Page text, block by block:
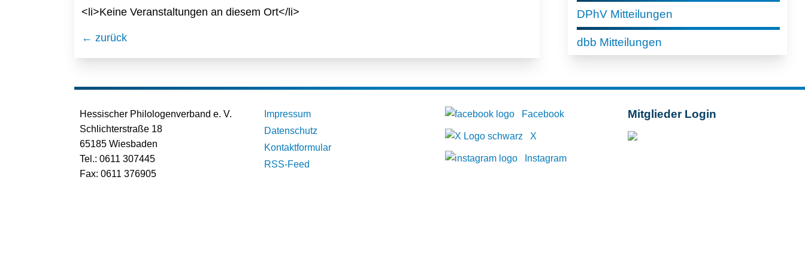
<li>Keine Veranstaltungen an diesem Ort</li>
← zurück
DPhV Mitteilungen
dbb Mitteilungen
Hessischer Philologenverband e. V.
Schlichterstraße 18
65185 Wiesbaden
Tel.: 0611 307445
Fax: 0611 376905
Impressum
Datenschutz
Kontaktformular
RSS-Feed
Facebook
X
Instagram
Mitglieder Login